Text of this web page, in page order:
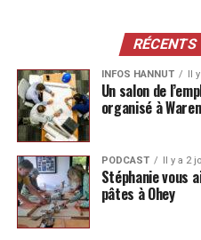
RÉCENTS
INFOS HANNUT Il
Un salon de
organisé à
PODCAST Il y a 2
Stéphanie vous
pâtes à Ohey